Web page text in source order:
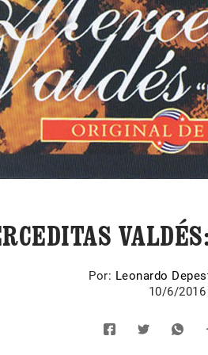
Por: Leonardo
10/6/2016